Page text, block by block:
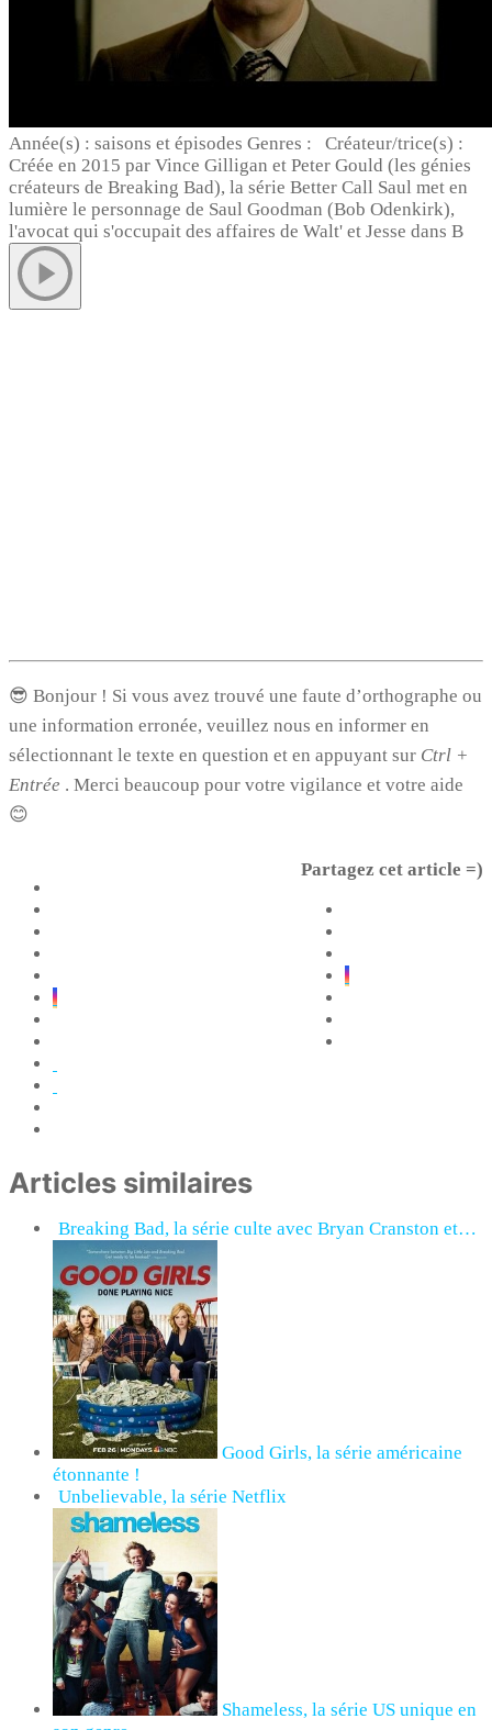
Année(s) : saisons et épisodes Genres : Créateur/trice(s) :
Créée en 2015 par Vince Gilligan et Peter Gould (les génies
créateurs de Breaking Bad), la série Better Call Saul met en
lumière le personnage de Saul Goodman (Bob Odenkirk),
l'avocat qui s'occupait des affaires de Walt' et Jesse dans B
😎 Bonjour ! Si vous avez trouvé une faute d’orthographe ou
une information erronée, veuillez nous en informer en
sélectionnant le texte en question et en appuyant sur Ctrl +
Entrée . Merci beaucoup pour votre vigilance et votre aide
😊
Partagez cet article =)
Articles similaires
Breaking Bad, la série culte avec Bryan Cranston et…
Good Girls, la série américaine
étonnante !
Unbelievable, la série Netflix
Shameless, la série US unique en